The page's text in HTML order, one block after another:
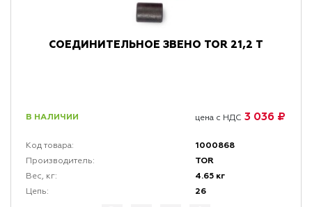
СОЕДИНИТЕЛЬНОЕ ЗВЕНО TOR 21,2 Т
В НАЛИЧИИ цена с НДС 3 036 ₽
Код товара: 1000868
Производитель: TOR
Вес, кг: 4.65 кг
Цепь: 26